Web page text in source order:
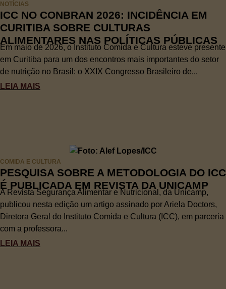
NOTÍCIAS
ICC NO CONBRAN 2026: INCIDÊNCIA EM
CURITIBA SOBRE CULTURAS
ALIMENTARES NAS POLÍTICAS PÚBLICAS
Em maio de 2026, o Instituto Comida e Cultura esteve presente
em Curitiba para um dos encontros mais importantes do setor
de nutrição no Brasil: o XXIX Congresso Brasileiro de...
LEIA MAIS
COMIDA E CULTURA
PESQUISA SOBRE A METODOLOGIA DO ICC
É PUBLICADA EM REVISTA DA UNICAMP
A Revista Segurança Alimentar e Nutricional, da Unicamp,
publicou nesta edição um artigo assinado por Ariela Doctors,
Diretora Geral do Instituto Comida e Cultura (ICC), em parceria
com a professora...
LEIA MAIS